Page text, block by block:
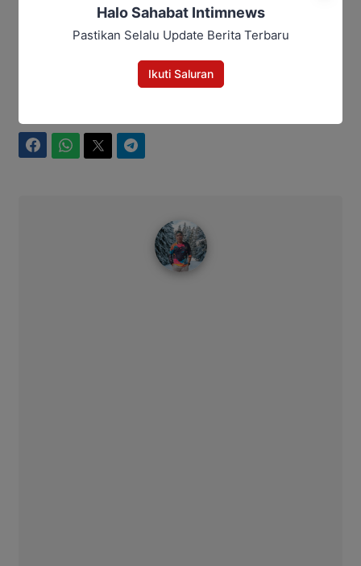
Editor: AndrianHalo Sahabat Intimnews
Pastikan Selalu Update Berita Terbaru
Ikuti Saluran